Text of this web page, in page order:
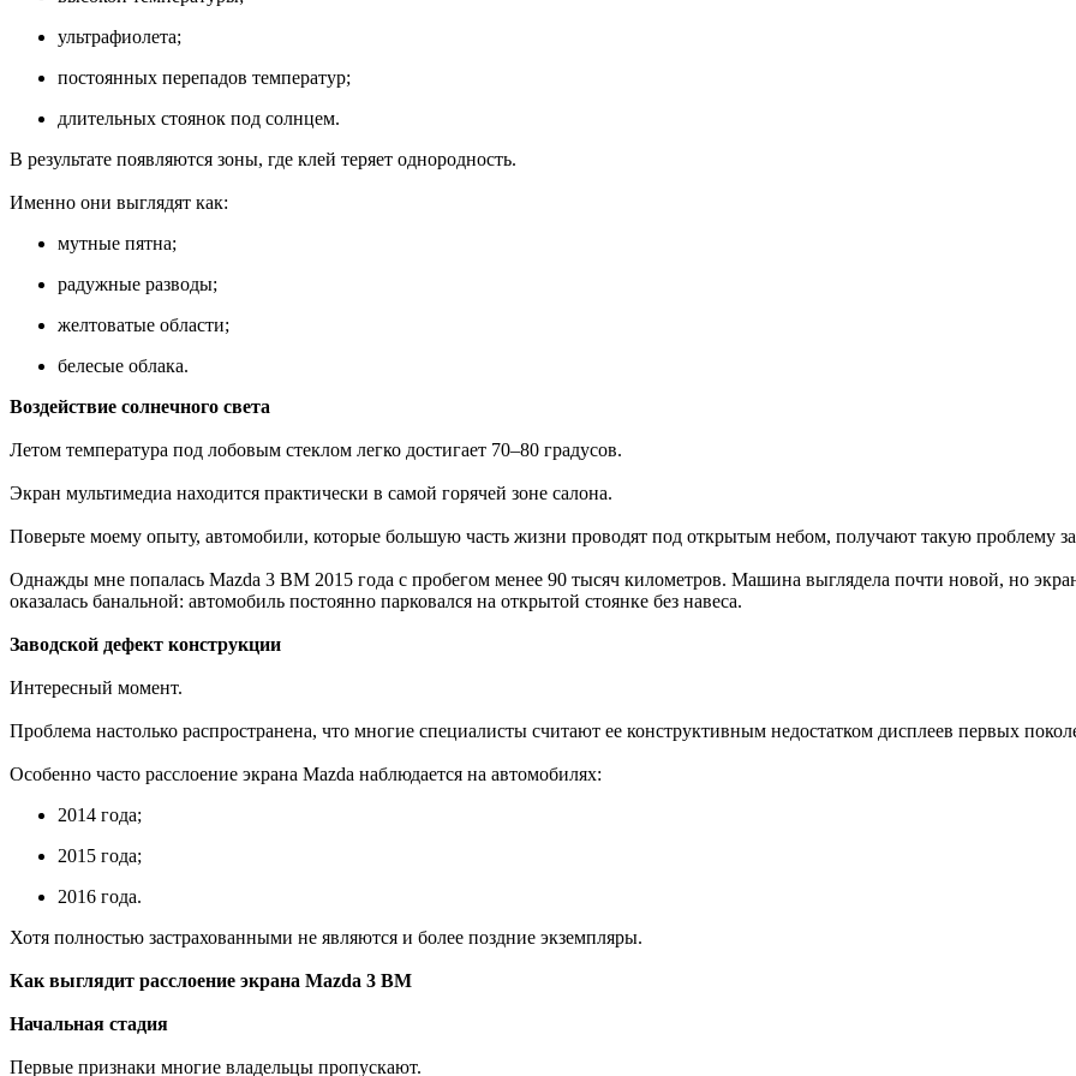
ультрафиолета;
постоянных перепадов температур;
длительных стоянок под солнцем.
В результате появляются зоны, где клей теряет однородность.
Именно они выглядят как:
мутные пятна;
радужные разводы;
желтоватые области;
белесые облака.
Воздействие солнечного света
Летом температура под лобовым стеклом легко достигает 70–80 градусов.
Экран мультимедиа находится практически в самой горячей зоне салона.
Поверьте моему опыту, автомобили, которые большую часть жизни проводят под открытым небом, получают такую проблему
Однажды мне попалась Mazda 3 BM 2015 года с пробегом менее 90 тысяч километров. Машина выглядела почти новой, но
оказалась банальной: автомобиль постоянно парковался на открытой стоянке без навеса.
Заводской дефект конструкции
Интересный момент.
Проблема настолько распространена, что многие специалисты считают ее конструктивным недостатком дисплеев первых
Особенно часто расслоение экрана Mazda наблюдается на автомобилях:
2014 года;
2015 года;
2016 года.
Хотя полностью застрахованными не являются и более поздние экземпляры.
Как выглядит расслоение экрана Mazda 3 BM
Начальная стадия
Первые признаки многие владельцы пропускают.